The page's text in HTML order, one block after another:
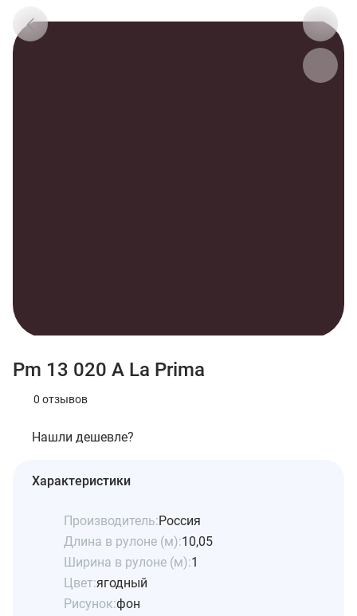
Pm 13 020 A La Prima
0 отзывов
Нашли дешевле?
Характеристики
Производитель:Россия
Длина в рулоне (м):10,05
Ширина в рулоне (м):1
Цвет:ягодный
Рисунок:фон